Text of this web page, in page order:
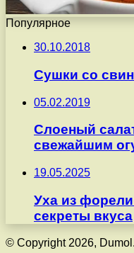
Популярное
30.10.2018
Сушки со
05.02.2019
Слоеный
свежайшим
19.05.2025
Уха из
секреты вкуса
© Copyright 2026,